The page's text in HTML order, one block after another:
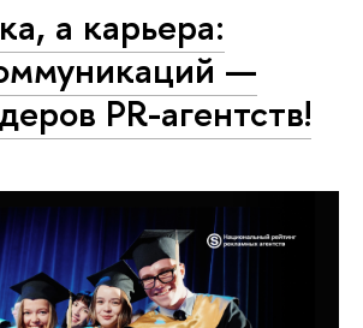
а карьера:
—
PR-агентств!